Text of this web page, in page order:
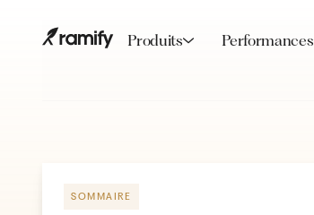
Produits Performances
SOMMAIRE